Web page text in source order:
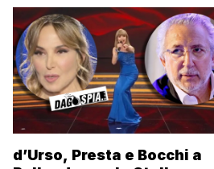
d’Urso, Presta e Bocchi a